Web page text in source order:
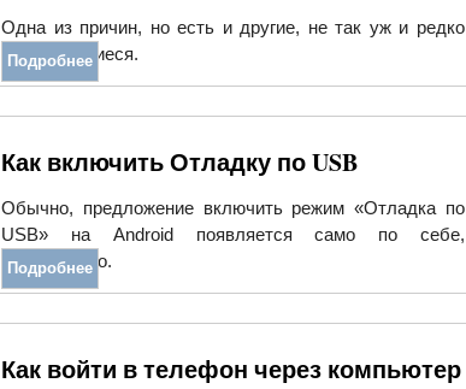
Одна из причин, но есть и другие, не так уж и редко
встречающиеся.
Подробнее
Как включить Отладку по USB
Обычно, предложение включить режим «Отладка по
USB» на Android появляется само по себе,
произвольно.
Подробнее
Как войти в телефон через компьютер